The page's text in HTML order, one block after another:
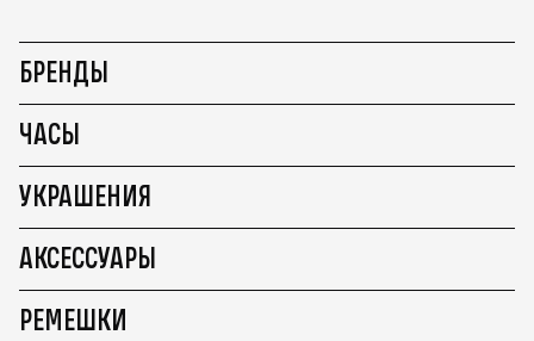
БРЕНДЫ
ЧАСЫ
УКРАШЕНИЯ
АКСЕССУАРЫ
РЕМЕШКИ